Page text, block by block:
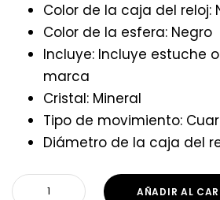
Color de la caja del reloj:
Color de la esfera: Negro
Incluye: Incluye estuche
marca
Cristal: Mineral
Tipo de movimiento:
Diámetro de la caja del
AÑADIR AL